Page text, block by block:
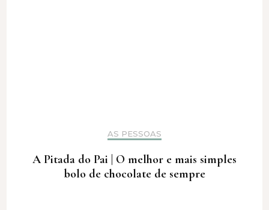
AS PESSOAS
A Pitada do Pai | O melhor e mais simples
bolo de chocolate de sempre